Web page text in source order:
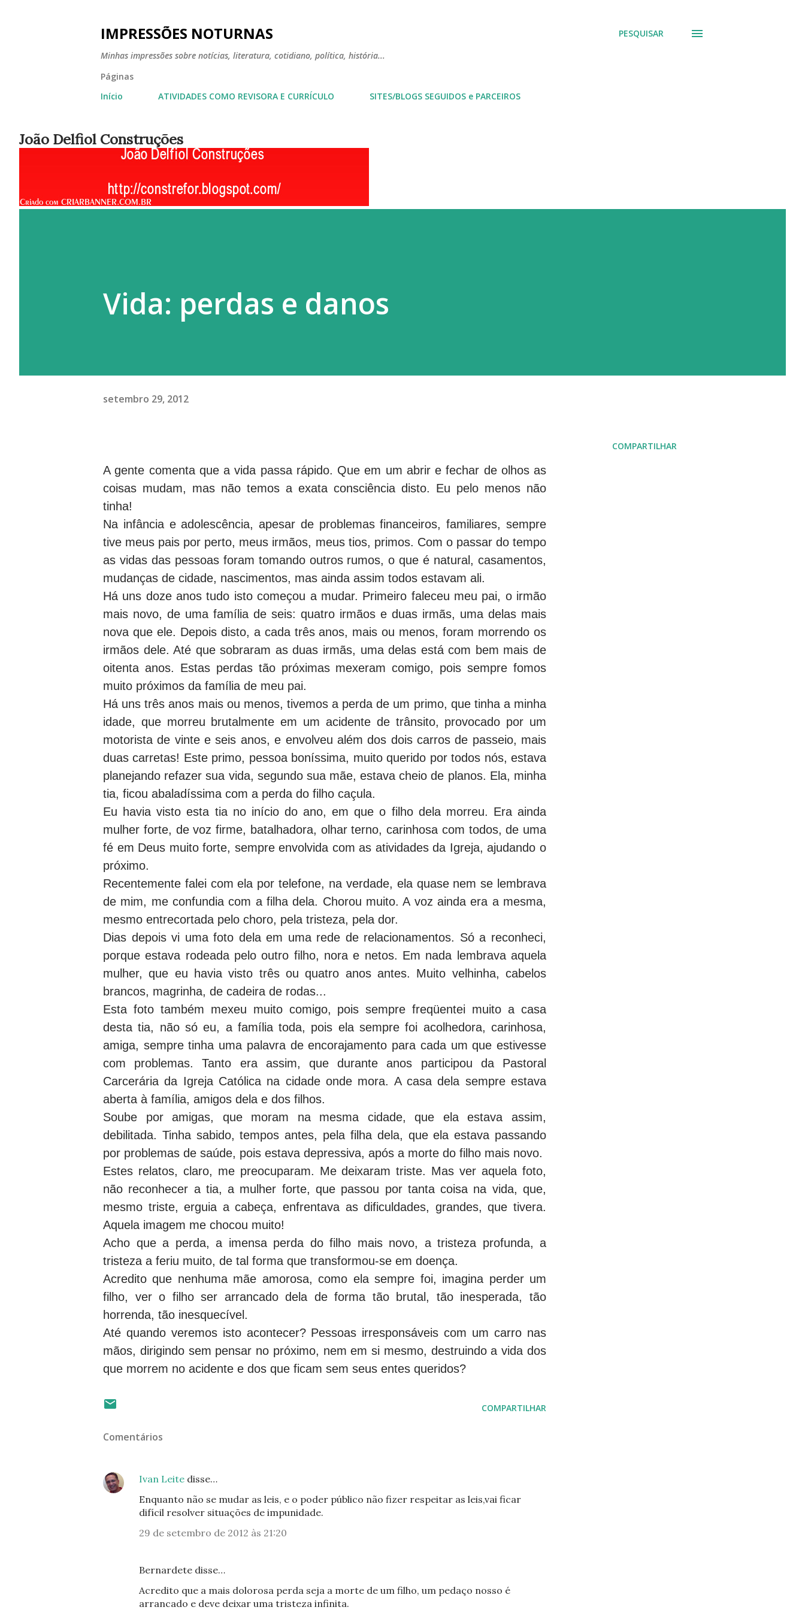
IMPRESSÕES NOTURNAS
Minhas impressões sobre notícias, literatura, cotidiano, política, história...
PESQUISAR
Páginas
Início
ATIVIDADES COMO REVISORA E CURRÍCULO SITES/BLOGS SEGUIDOS e PARCEIROS
João Delfiol Construções
Vida: perdas e danos
setembro 29, 2012
A gente comenta que a vida passa rápido. Que em um abrir e fechar de olhos as
coisas mudam, mas não temos a exata consciência disto. Eu pelo menos não
tinha!
Na infância e adolescência, apesar de problemas financeiros, familiares, sempre
tive meus pais por perto, meus irmãos, meus tios, primos. Com o passar do tempo
as vidas das pessoas foram tomando outros rumos, o que é natural, casamentos,
mudanças de cidade, nascimentos, mas ainda assim todos estavam ali.
Há uns doze anos tudo isto começou a mudar. Primeiro faleceu meu pai, o irmão
mais novo, de uma família de seis: quatro irmãos e duas irmãs, uma delas mais
nova que ele. Depois disto, a cada três anos, mais ou menos, foram morrendo os
irmãos dele. Até que sobraram as duas irmãs, uma delas está com bem mais de
oitenta anos. Estas perdas tão próximas mexeram comigo, pois sempre fomos
muito próximos da família de meu pai.
Há uns três anos mais ou menos, tivemos a perda de um primo, que tinha a minha
idade, que morreu brutalmente em um acidente de trânsito, provocado por um
motorista de vinte e seis anos, e envolveu além dos dois carros de passeio, mais
duas carretas! Este primo, pessoa boníssima, muito querido por todos nós, estava
planejando refazer sua vida, segundo sua mãe, estava cheio de planos. Ela, minha
tia, ficou abaladíssima com a perda do filho caçula.
Eu havia visto esta tia no início do ano, em que o filho dela morreu. Era ainda
mulher forte, de voz firme, batalhadora, olhar terno, carinhosa com todos, de uma
fé em Deus muito forte, sempre envolvida com as atividades da Igreja, ajudando o
próximo.
Recentemente falei com ela por telefone, na verdade, ela quase nem se lembrava
de mim, me confundia com a filha dela. Chorou muito. A voz ainda era a mesma,
mesmo entrecortada pelo choro, pela tristeza, pela dor.
Dias depois vi uma foto dela em uma rede de relacionamentos. Só a reconheci,
porque estava rodeada pelo outro filho, nora e netos. Em nada lembrava aquela
mulher, que eu havia visto três ou quatro anos antes. Muito velhinha, cabelos
brancos, magrinha, de cadeira de rodas...
Esta foto também mexeu muito comigo, pois sempre freqüentei muito a casa
desta tia, não só eu, a família toda, pois ela sempre foi acolhedora, carinhosa,
amiga, sempre tinha uma palavra de encorajamento para cada um que estivesse
com problemas. Tanto era assim, que durante anos participou da Pastoral
Carcerária da Igreja Católica na cidade onde mora. A casa dela sempre estava
aberta à família, amigos dela e dos filhos.
Soube por amigas, que moram na mesma cidade, que ela estava assim,
debilitada. Tinha sabido, tempos antes, pela filha dela, que ela estava passando
por problemas de saúde, pois estava depressiva, após a morte do filho mais novo.
Estes relatos, claro, me preocuparam. Me deixaram triste. Mas ver aquela foto,
não reconhecer a tia, a mulher forte, que passou por tanta coisa na vida, que,
mesmo triste, erguia a cabeça, enfrentava as dificuldades, grandes, que tivera.
Aquela imagem me chocou muito!
Acho que a perda, a imensa perda do filho mais novo, a tristeza profunda, a
tristeza a feriu muito, de tal forma que transformou-se em doença.
Acredito que nenhuma mãe amorosa, como ela sempre foi, imagina perder um
filho, ver o filho ser arrancado dela de forma tão brutal, tão inesperada, tão
horrenda, tão inesquecível.
Até quando veremos isto acontecer? Pessoas irresponsáveis com um carro nas
mãos, dirigindo sem pensar no próximo, nem em si mesmo, destruindo a vida dos
que morrem no acidente e dos que ficam sem seus entes queridos?
COMPARTILHAR
COMPARTILHAR
Comentários
Ivan Leite disse…
Enquanto não se mudar as leis, e o poder público não fizer respeitar as leis,vai ficar
difícil resolver situações de impunidade.
29 de setembro de 2012 às 21:20
Bernardete disse…
Acredito que a mais dolorosa perda seja a morte de um filho, um pedaço nosso é
arrancado e deve deixar uma tristeza infinita.